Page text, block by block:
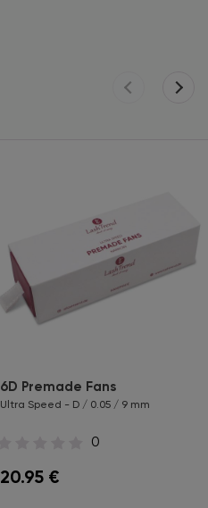
6D Premade Fans
Ultra Speed - D / 0.05 / 9 mm
0
20.95 €